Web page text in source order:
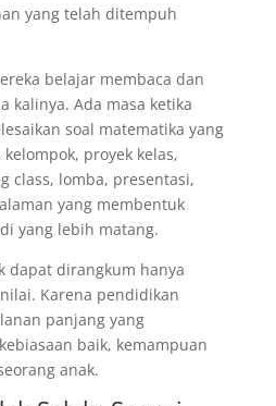
yang telah ditempuh
belajar membaca dan
kalinya. Ada masa ketika
soal matematika yang
proyek kelas,
class, lomba, presentasi,
yang membentuk
yang lebih matang.
dapat dirangkum hanya
Karena pendidikan
panjang yang
baik, kemampuan
anak.